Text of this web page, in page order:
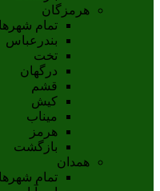
هرمزگان
تمام شهر‌ها
بندرعباس
تخت
درگهان
قشم
کيش
ميناب
هرمز
بازگشت
همدان
تمام شهر‌ها